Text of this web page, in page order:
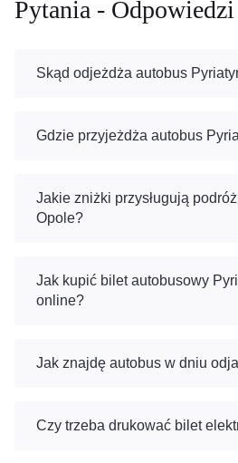
Pytania - Odpowiedzi
Skąd odjeżdża autobus
Gdzie przyjeżdża autobus
Jakie zniżki przysługują
Opole?
Jak kupić bilet autobusowy
online?
Jak znajdę autobus w dniu
Czy trzeba drukować bilet